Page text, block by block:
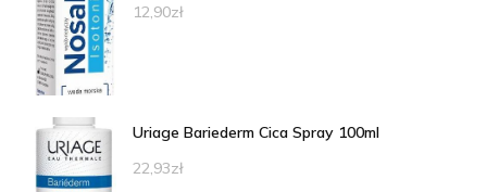
12,90zł
Uriage Bariederm Cica Spray 100ml
22,93zł